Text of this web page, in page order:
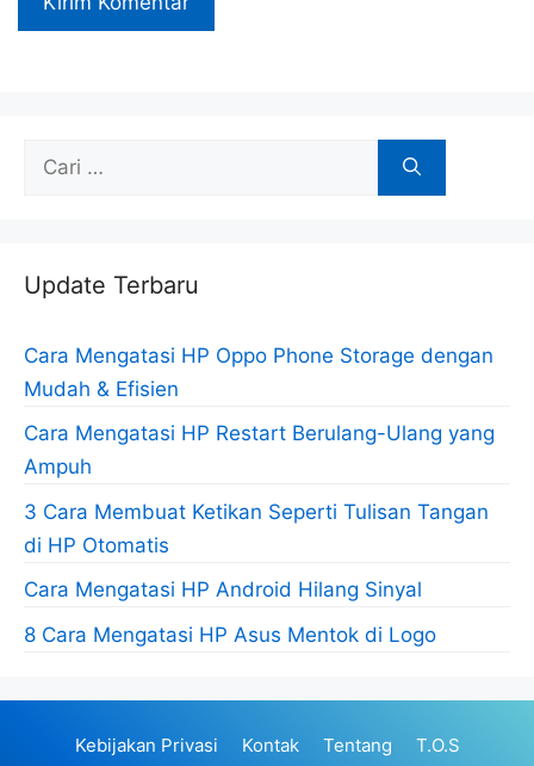
Cari
Update Terbaru
Cara Mengatasi HP Oppo Phone Storage dengan
Mudah & Efisien
Cara Mengatasi HP Restart Berulang-Ulang yang
Ampuh
3 Cara Membuat Ketikan Seperti Tulisan Tangan
di HP Otomatis
Cara Mengatasi HP Android Hilang Sinyal
8 Cara Mengatasi HP Asus Mentok di Logo
Kebijakan Privasi Kontak Tentang T.O.S